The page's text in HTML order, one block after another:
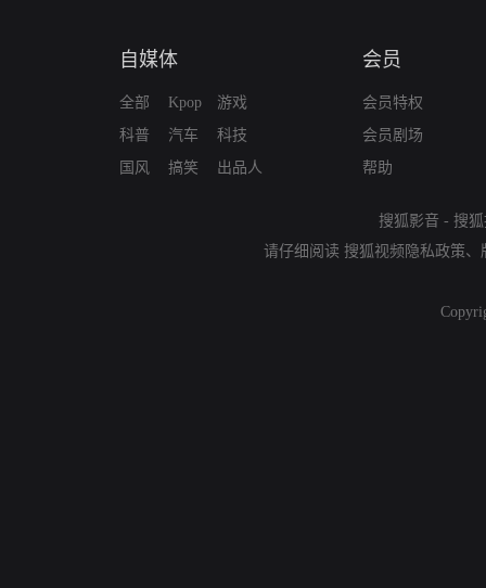
自媒体
全部
科普
国风
Kpop
汽车
搞笑
游戏
科技
出品人
会员
会员特权
会员剧场
帮助
搜狐影音 - 搜
请仔细阅读 搜狐视频隐私政策、